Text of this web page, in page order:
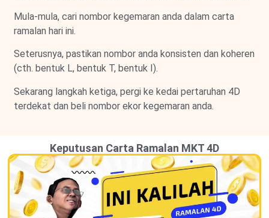
Mula-mula, cari nombor kegemaran anda dalam carta
ramalan hari ini.
Seterusnya, pastikan nombor anda konsisten dan koheren
(cth. bentuk L, bentuk T, bentuk I).
Sekarang langkah ketiga, pergi ke kedai pertaruhan 4D
terdekat dan beli nombor ekor kegemaran anda.
Keputusan Carta Ramalan MKT 4D